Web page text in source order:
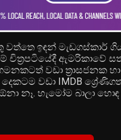
වත්තෙ ඉඳන් මැඩගස්කාර්
චිත්‍රපටියේදී ඇමරිකාවේ
වඩා ත්‍රාසජනක
වඩා IMDB
නෑ. හැමෝම බාලා